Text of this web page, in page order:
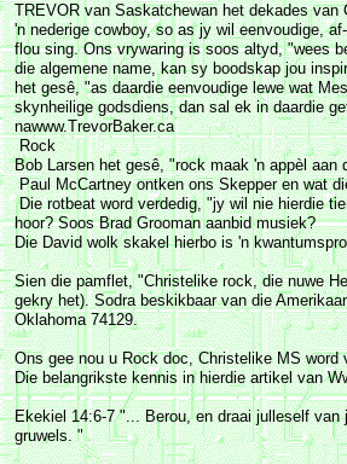
TREVOR van Saskatchewan het dekades
'n nederige cowboy, so as jy wil eenvoudige,
flou sing. Ons vrywaring is soos altyd, "wees
die algemene name, kan sy boodskap jou
het gesê, "as daardie eenvoudige lewe wat
skynheilige godsdiens, dan sal ek in daardie
nawww.TrevorBaker.ca
​ Rock
Bob Larsen het gesê, "rock maak 'n appèl aan
Paul McCartney ontken ons Skepper en wat
Die rotbeat word verdedig, "jy wil nie hierdie
hoor? Soos Brad Grooman aanbid musiek?
Die David wolk skakel hierbo is 'n
Sien die pamflet, "Christelike rock, die nuwe
gekry het). Sodra beskikbaar van die
Oklahoma 74129.
Ons gee nou u Rock doc, Christelike MS word
Die belangrikste kennis in hierdie artikel van
Ekekiel 14:6-7 "... Berou, en draai julleself
gruwels. "